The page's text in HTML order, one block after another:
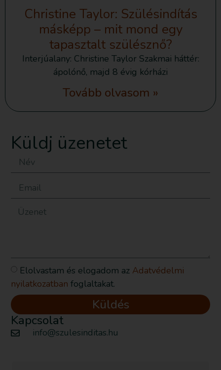
Christine Taylor: Szülésindítás
másképp – mit mond egy
tapasztalt szülésznő?
Interjúalany: Christine Taylor Szakmai háttér:
ápolónő, majd 8 évig kórházi
Tovább olvasom »
Küldj üzenetet
Elolvastam és elogadom az Adatvédelmi
nyilatkozatban foglaltakat.
Küldés
Kapcsolat
info@szulesinditas.hu